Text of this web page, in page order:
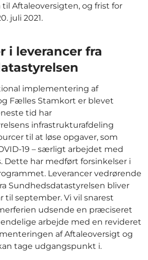
til Aftaleoversigten, og frist for
juli 2021.
i leverancer fra
implementering af
Fælles Stamkort er blevet
tid har
infrastrukturafdeling
til at løse opgaver, som
19 – særligt arbejdet med
Dette har medført forsinkelser i
Leverancer vedrørende
Sundhedsdatastyrelsen bliver
til september. Vi vil snarest
udsende en præciseret
arbejde med en revideret
af Aftaleoversigt og
tage udgangspunkt i.